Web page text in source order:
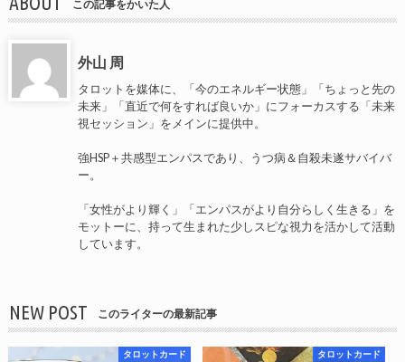
この記事をかいた人
外山 周
タロットを媒体に、「今のエネルギー状態」「ちょっと先の
未来」「直近で何をすれば良いか」にフォーカスする「未来
視セッション」をメインに提供中。
強HSP＋共感型エンパスであり、うつ病＆自殺未遂サバイバ
ー。
「女性がより輝く」「エンパスがより自分らしく生きる」を
モットーに、持って生まれた少しスピな視力を活かして活動
しています。
NEW POST このライターの最新記事
タロットカード タロットカード